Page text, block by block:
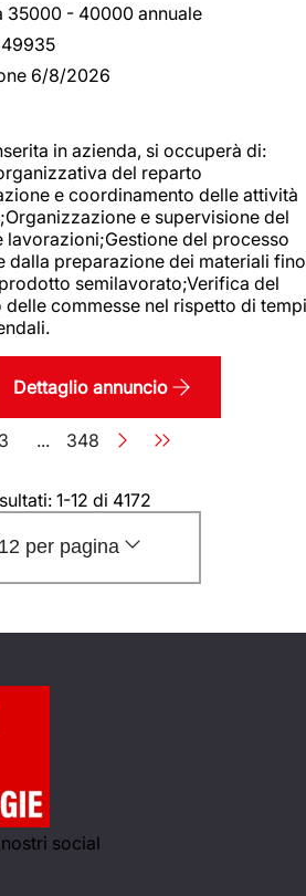
35000 - 40000 annuale
6/8/2026
in azienda, si occuperà di:
del reparto
e coordinamento delle attività
e supervisione del
lavorazioni;Gestione del processo
dalla preparazione dei materiali fino
semilavorato;Verifica del
commesse nel rispetto di
Dettaglio annuncio
Pagina
3 ... Pagina
348
1-12 di 4172
per pagina
social